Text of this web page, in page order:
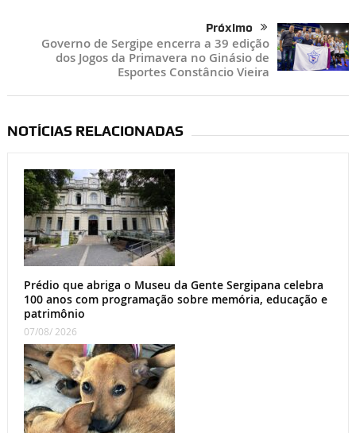
Próximo
Governo de Sergipe encerra a 39 edição
dos Jogos da Primavera no Ginásio de
Esportes Constâncio Vieira
NOTÍCIAS RELACIONADAS
Prédio que abriga o Museu da Gente Sergipana celebra
100 anos com programação sobre memória, educação e
patrimônio
07/08/ 2026